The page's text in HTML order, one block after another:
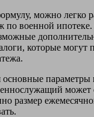
можно легко
по военной
которые могут
основные параметры
может
размер